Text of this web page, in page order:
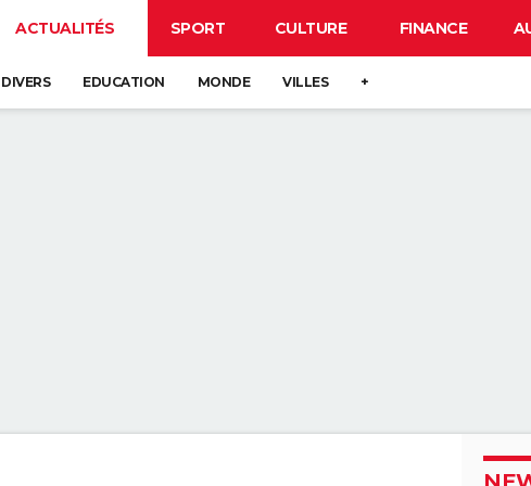
ACTUALITÉS SPORT CULTURE FINANCE
EDUCATION MONDE VILLES +